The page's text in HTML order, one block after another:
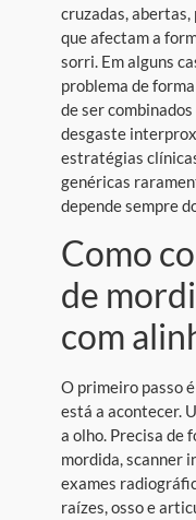
cruzadas,
que afectam a
sorri. Em alguns
problema de
de ser
desgaste
estratégias
genéricas
depende sempre
Como
de
com
O primeiro passo
está a acontecer.
a olho. Precisa de
mordida, scanner
exames
raízes, osso e